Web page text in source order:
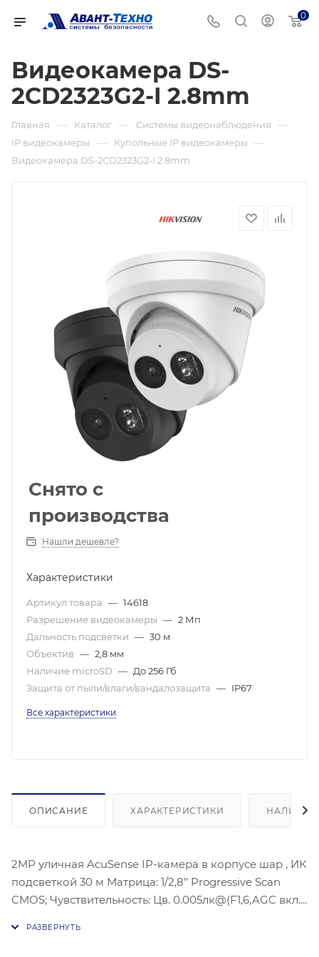
0
Видеокамера DS-
2CD2323G2-I 2.8mm
Главная — Каталог — Системы видеонаблюдения —
IP видеокамеры — Купольные IP видеокамеры —
Видеокамера DS-2CD2323G2-I 2.8mm
Снято с
производства
Нашли дешевле?
Характеристики
Артикул товара — 14618
Разрешение видеокамеры — 2 Мп
Дальность подсветки — 30 м
Объектив — 2,8 мм
Наличие microSD — До 256 Гб
Защита от пыли/влаги/вандалозащита — IP67
Все характеристики
ОПИСАНИЕ ХАРАКТЕРИСТИКИ НАЛИЧИЕ
2MP уличная AcuSense IP-камера в корпусе шар , ИК
подсветкой 30 м Матрица: 1/2,8’’ Progressive Scan
CMOS; Чувствительность: Цв. 0.005лк@(F1,6,AGC вкл.),